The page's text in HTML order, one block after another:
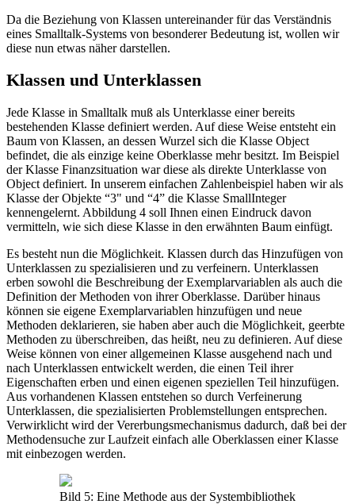
Da die Beziehung von Klassen untereinander für das Verständnis
eines Smalltalk-Systems von besonderer Bedeutung ist, wollen wir
diese nun etwas näher darstellen.
Klassen und Unterklassen
Jede Klasse in Smalltalk muß als Unterklasse einer bereits
bestehenden Klasse definiert werden. Auf diese Weise entsteht ein
Baum von Klassen, an dessen Wurzel sich die Klasse Object
befindet, die als einzige keine Oberklasse mehr besitzt. Im Beispiel
der Klasse Finanzsituation war diese als direkte Unterklasse von
Object definiert. In unserem einfachen Zahlenbeispiel haben wir als
Klasse der Objekte “3" und “4” die Klasse SmallInteger
kennengelernt. Abbildung 4 soll Ihnen einen Eindruck davon
vermitteln, wie sich diese Klasse in den erwähnten Baum einfügt.
Es besteht nun die Möglichkeit. Klassen durch das Hinzufügen von
Unterklassen zu spezialisieren und zu verfeinern. Unterklassen
erben sowohl die Beschreibung der Exemplarvariablen als auch die
Definition der Methoden von ihrer Oberklasse. Darüber hinaus
können sie eigene Exemplarvariablen hinzufügen und neue
Methoden deklarieren, sie haben aber auch die Möglichkeit, geerbte
Methoden zu überschreiben, das heißt, neu zu definieren. Auf diese
Weise können von einer allgemeinen Klasse ausgehend nach und
nach Unterklassen entwickelt werden, die einen Teil ihrer
Eigenschaften erben und einen eigenen speziellen Teil hinzufügen.
Aus vorhandenen Klassen entstehen so durch Verfeinerung
Unterklassen, die spezialisierten Problemstellungen entsprechen.
Verwirklicht wird der Vererbungsmechanismus dadurch, daß bei der
Methodensuche zur Laufzeit einfach alle Oberklassen einer Klasse
mit einbezogen werden.
Bild 5: Eine Methode aus der Systembibliothek